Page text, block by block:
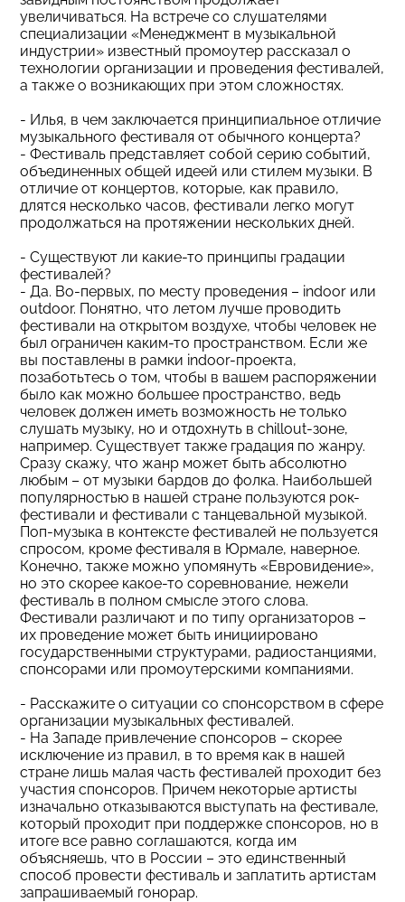
увеличиваться. На встрече со слушателями
специализации «Менеджмент в музыкальной
индустрии» известный промоутер рассказал о
технологии организации и проведения фестивалей,
а также о возникающих при этом сложностях.
- Илья, в чем заключается принципиальное отличие
музыкального фестиваля от обычного концерта?
- Фестиваль представляет собой серию событий,
объединенных общей идеей или стилем музыки. В
отличие от концертов, которые, как правило,
длятся несколько часов, фестивали легко могут
продолжаться на протяжении нескольких дней.
- Существуют ли какие-то принципы градации
фестивалей?
- Да. Во-первых, по месту проведения – indoor или
outdoor. Понятно, что летом лучше проводить
фестивали на открытом воздухе, чтобы человек не
был ограничен каким-то пространством. Если же
вы поставлены в рамки indoor-проекта,
позаботьтесь о том, чтобы в вашем распоряжении
было как можно большее пространство, ведь
человек должен иметь возможность не только
слушать музыку, но и отдохнуть в chillout-зоне,
например. Существует также градация по жанру.
Сразу скажу, что жанр может быть абсолютно
любым – от музыки бардов до фолка. Наибольшей
популярностью в нашей стране пользуются рок-
фестивали и фестивали с танцевальной музыкой.
Поп-музыка в контексте фестивалей не пользуется
спросом, кроме фестиваля в Юрмале, наверное.
Конечно, также можно упомянуть «Евровидение»,
но это скорее какое-то соревнование, нежели
фестиваль в полном смысле этого слова.
Фестивали различают и по типу организаторов –
их проведение может быть инициировано
государственными структурами, радиостанциями,
спонсорами или промоутерскими компаниями.
- Расскажите о ситуации со спонсорством в сфере
организации музыкальных фестивалей.
- На Западе привлечение спонсоров – скорее
исключение из правил, в то время как в нашей
стране лишь малая часть фестивалей проходит без
участия спонсоров. Причем некоторые артисты
изначально отказываются выступать на фестивале,
который проходит при поддержке спонсоров, но в
итоге все равно соглашаются, когда им
объясняешь, что в России – это единственный
способ провести фестиваль и заплатить артистам
запрашиваемый гонорар.